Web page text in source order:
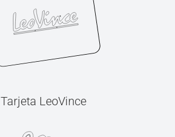
Tarjeta LeoVince